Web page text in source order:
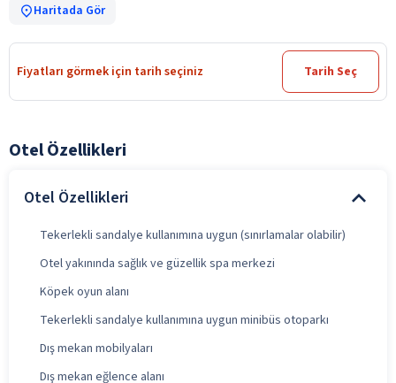
Haritada Gör
Fiyatları görmek için tarih seçiniz Tarih Seç
Otel Özellikleri
Otel Özellikleri
Tekerlekli sandalye kullanımına uygun (sınırlamalar olabilir)
Otel yakınında sağlık ve güzellik spa merkezi
Köpek oyun alanı
Tekerlekli sandalye kullanımına uygun minibüs otoparkı
Dış mekan mobilyaları
Dış mekan eğlence alanı